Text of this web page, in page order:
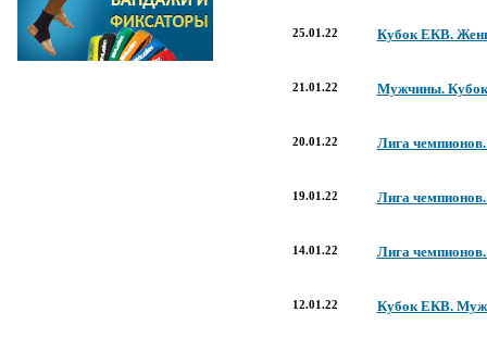
25.01.22 Кубок ЕКВ.
21.01.22 Мужчины. Кубок
20.01.22 Лига
19.01.22 Лига
14.01.22 Лига
12.01.22 Кубок ЕКВ.